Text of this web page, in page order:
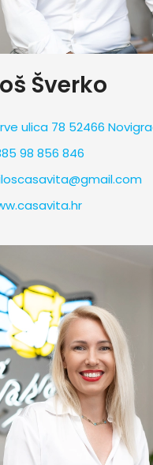
Šverko
ulica 78 52466
98 856 846